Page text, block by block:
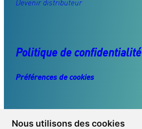
Nous utilisons des cookies
Devenir distributeur
Politique de confidentialité
Préférences de cookies
Retrouvez-nous